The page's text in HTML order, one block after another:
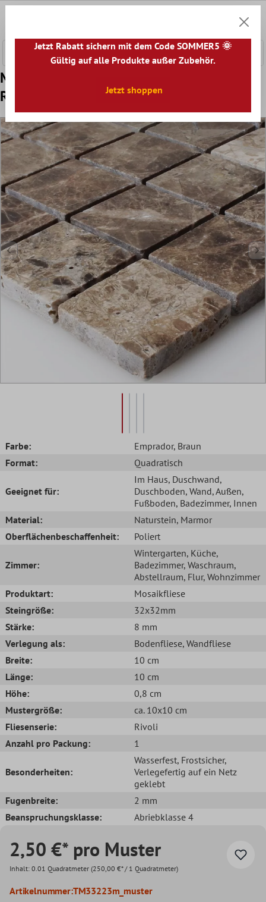
Muster Marmor Naturstein Mosaik Fliesen
Rivoli Emprador Braun
Farbe: Emprador, Braun
Format:
Quadratisch
Geeignet für:
Im Haus, Duschwand,
Duschboden, Wand, Außen,
Fußboden, Badezimmer, Innen
Material:
Naturstein, Marmor
Oberflächenbeschaffenheit:
Poliert
Zimmer:
Wintergarten, Küche,
Badezimmer, Waschraum,
Abstellraum, Flur, Wohnzimmer
Produktart:
Mosaikfliese
Steingröße:
32x32mm
Stärke:
8 mm
Verlegung als:
Bodenfliese, Wandfliese
Breite:
10 cm
Länge:
10 cm
Höhe:
0,8 cm
Mustergröße:
ca. 10x10 cm
Fliesenserie:
Rivoli
Anzahl pro Packung:
1
Besonderheiten:
Wasserfest, Frostsicher,
Verlegefertig auf ein Netz
geklebt
Fugenbreite:
2 mm
Beanspruchungsklasse:
Abriebklasse 4
2,50 €* pro Muster
Inhalt: 0.01 Quadratmeter (250,00 €* / 1 Quadratmeter)
Artikelnummer:TM33223m_muster
Jetzt Rabatt sichern mit dem Code SOMMER5 🌞
Gültig auf alle Produkte außer Zubehör.
Jetzt shoppen